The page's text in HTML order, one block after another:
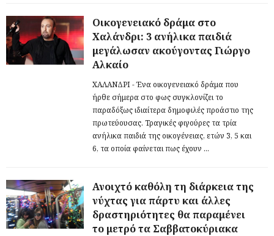
Οικογενειακό δράμα στο
Χαλάνδρι: 3 ανήλικα παιδιά
μεγάλωσαν ακούγοντας Γιώργο
Αλκαίο
ΧΑΛΑΝΔΡΙ - Ένα οικογενειακό δράμα που
ήρθε σήμερα στο φως συγκλονίζει το
παραδόξως ιδιαίτερα δημοφιλές προάστιο της
πρωτεύουσας. Τραγικές φιγούρες τα τρία
ανήλικα παιδιά της οικογένειας, ετών 3, 5 και
6, τα οποία φαίνεται πως έχουν ...
Ανοιχτό καθόλη τη διάρκεια της
νύχτας για πάρτυ και άλλες
δραστηριότητες θα παραμένει
το μετρό τα Σαββατοκύριακα